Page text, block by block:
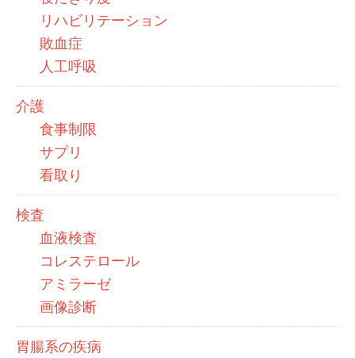
リハビリテーション
敗血症
人工呼吸
介護
食事制限
サプリ
看取り
検査
血液検査
コレステロール
アミラーゼ
画像診断
胃腸系の疾病